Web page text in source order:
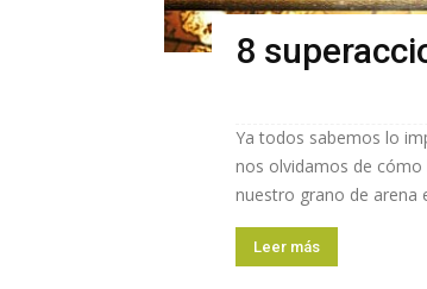
8
Ya todos sabemos lo
nos olvidamos de cómo
nuestro grano de arena
Leer más